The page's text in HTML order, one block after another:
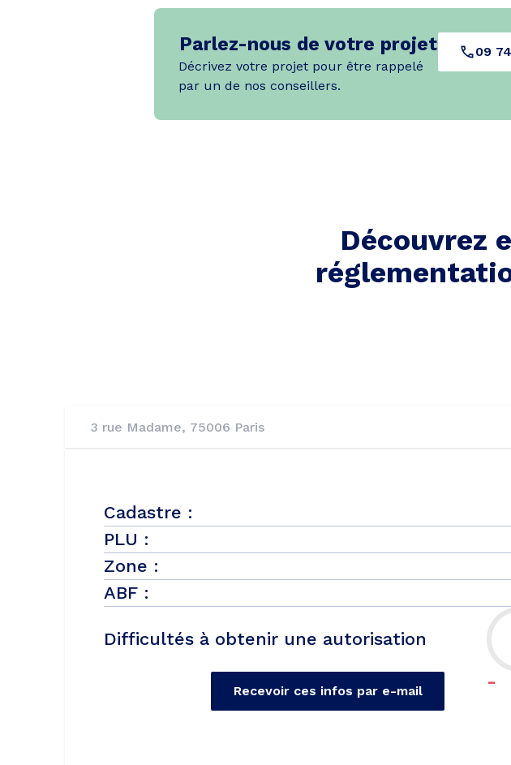
Parlez-nous de votre projet
Décrivez votre projet pour être rappelé
par un de nos conseillers.
09
Découvrez
Cadastre :
PLU :
Zone :
ABF :
Difficultés à obtenir une autorisation
-
Recevoir ces infos par e-mail